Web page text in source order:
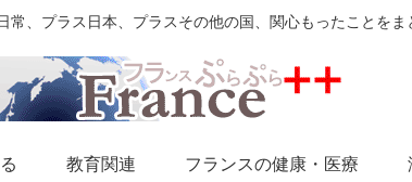
常、プラス日本、プラスその他の国、関心もったことを
教育関連 フランスの健康・医療